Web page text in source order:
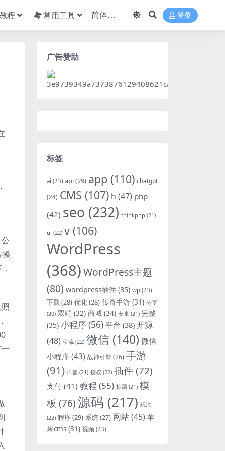
程 常用工具 登录
操
广告赞助
标签
ai (23) api(29) app (110) chatgpt
(24) CMS (107) h (47) php
(42) seo (232) thinkphp (21)
ui (22) v (106)
WordPress
(368)WordPress主题
(80) wordpress插件 (35) wp (23)
下载(28) 优化(28) 传奇手游 (31) 分享
(20) 双端 (32) 商城 (34) 安卓 (21) 完整
(35) 小程序(56) 平台 (38) 开源
(48) 引流 (22) 微信 (140) 微信
小程序(43) 战神引擎(26) 手游
(91) 抖音 (21) 授权 (22) 插件 (72)
支付 (41) 教程 (55) 标题 (21) 模
板 (76)源码 (217) 玩法
(22) 程序(29) 系统(27) 网站(45) 苹
果cms (31) 视频 (23)